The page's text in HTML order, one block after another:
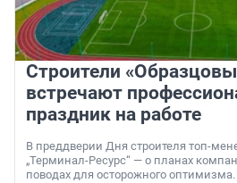
Строители
встречают
праздник на работе
В преддверии Дня строителя топ-
„Терминал-Ресурс“ — о планах
поводах для осторожного оптимизма.